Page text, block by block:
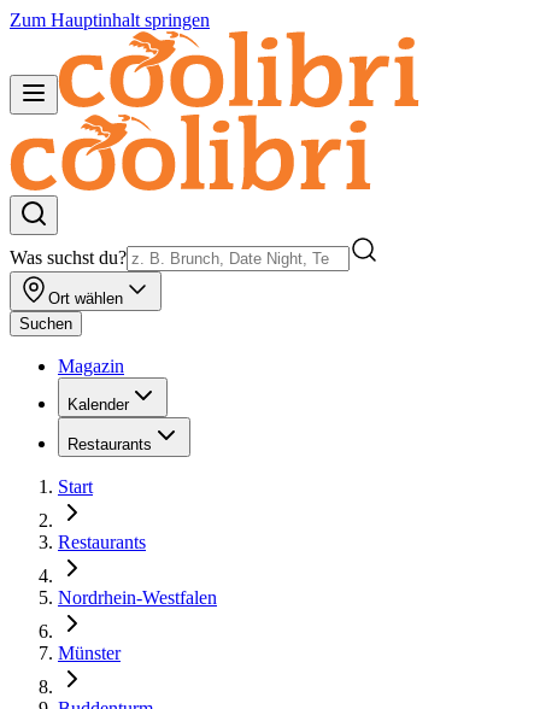
Zum Hauptinhalt springen
Was suchst du?
Ort wählen
Suchen
Magazin
Kalender
Restaurants
Start
Restaurants
Nordrhein-Westfalen
Münster